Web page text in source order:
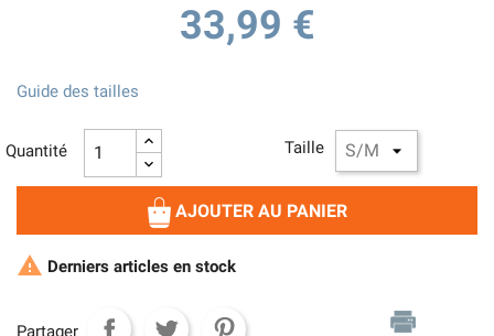
33,99 €
Taille
Guide des tailles
Quantité
AJOUTER AU PANIER
 Derniers articles en stock
Partager